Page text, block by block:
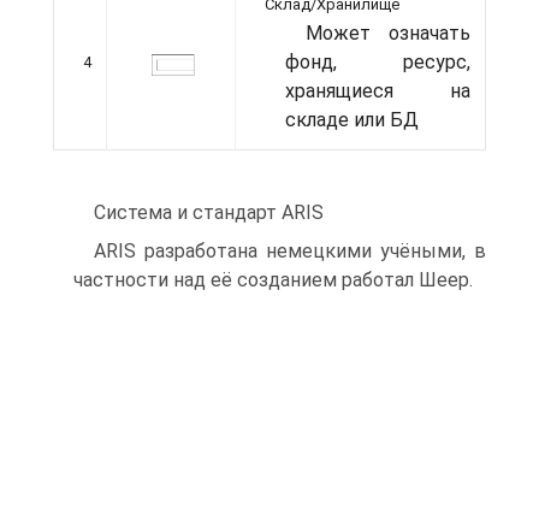
4
Склад/Хранилище
Может означать
фонд, ресурс,
хранящиеся на
складе или БД
Система и стандарт ARIS
ARIS разработана немецкими учёными, в
частности над её созданием работал Шеер.